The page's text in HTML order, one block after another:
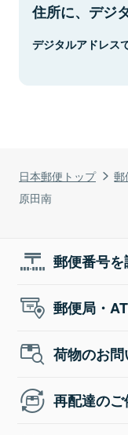
日本郵便トップ 郵
原田南
住所に、デジ
デジタルアドレス
郵便番号
郵便局・
荷物のお
再配達の